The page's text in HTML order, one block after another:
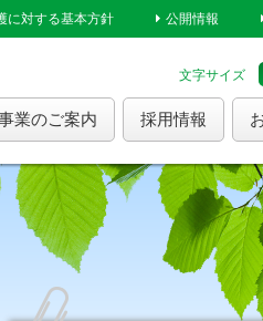
に対する基本方針 公開情報
文字サイズ
採用情報
業のご案内